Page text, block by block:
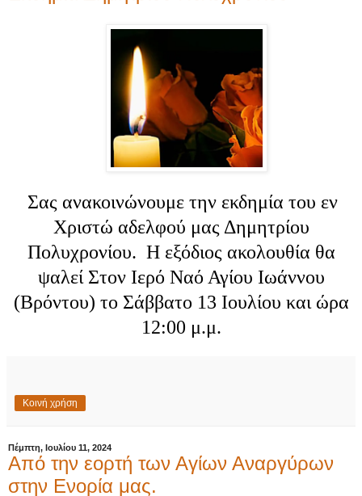
Σας ανακοινώνουμε την εκδημία του εν
Χριστώ αδελφού μας Δημητρίου
Πολυχρονίου. Η εξόδιος ακολουθία θα
ψαλεί Στον Ιερό Ναό Αγίου Ιωάννου
(Βρόντου) το Σάββατο 13 Ιουλίου και ώρα
12:00 μ.μ.
Κοινή χρήση
Πέμπτη, Ιουλίου 11, 2024
Από την εορτή των Αγίων Αναργύρων
στην Ενορία μας.